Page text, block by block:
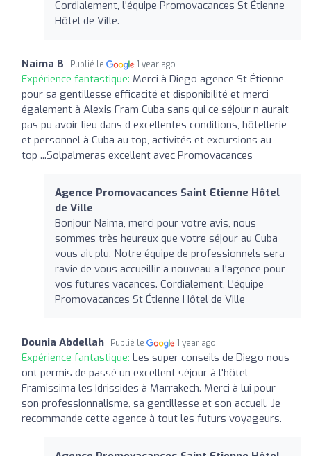
Cordialement, l'équipe Promovacances St Étienne
Hôtel de Ville.
Naima B Publié le 1 year ago
Expérience fantastique: Merci à Diego agence St Étienne
pour sa gentillesse efficacité et disponibilité et merci
également à Alexis Fram Cuba sans qui ce séjour n aurait
pas pu avoir lieu dans d excellentes conditions, hôtellerie
et personnel à Cuba au top, activités et excursions au
top ...Solpalmeras excellent avec Promovacances
Agence Promovacances Saint Etienne Hôtel
de Ville
Bonjour Naima, merci pour votre avis, nous
sommes très heureux que votre séjour au Cuba
vous ait plu. Notre équipe de professionnels sera
ravie de vous accueillir a nouveau a l'agence pour
vos futures vacances. Cordialement, L'équipe
Promovacances St Étienne Hôtel de Ville
Dounia Abdellah Publié le 1 year ago
Expérience fantastique: Les super conseils de Diego nous
ont permis de passé un excellent séjour à l'hôtel
Framissima les Idrissides à Marrakech. Merci à lui pour
son professionnalisme, sa gentillesse et son accueil. Je
recommande cette agence à tout les futurs voyageurs.